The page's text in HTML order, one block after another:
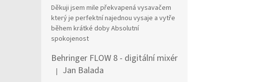
Děkuji jsem mile překvapená vysavačem
který je perfektní najednou vysaje a vytře
během krátké doby Absolutní
spokojenost
Behringer FLOW 8 - digitální mixér
Hodnocení produktu je 5 z 5 hvězdiček.
| Jan Balada